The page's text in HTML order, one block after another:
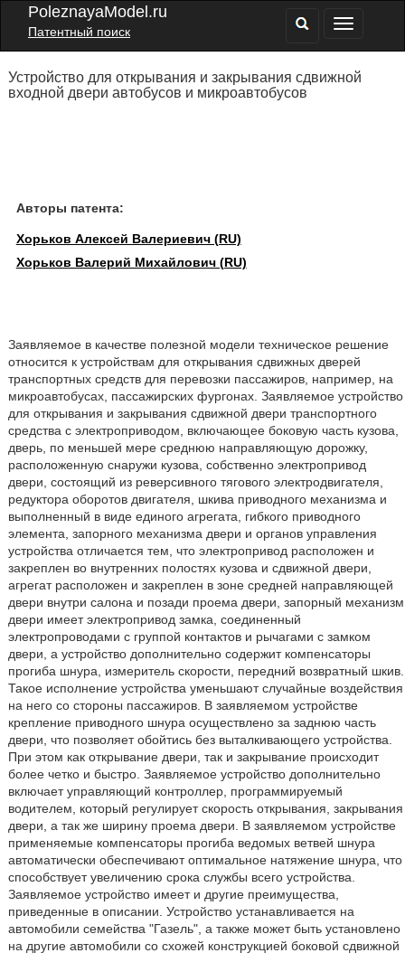
PoleznayaModel.ru
Патентный поиск
Устройство для открывания и закрывания сдвижной
входной двери автобусов и микроавтобусов
Авторы патента:
Хорьков Алексей Валериевич (RU)
Хорьков Валерий Михайлович (RU)
Заявляемое в качестве полезной модели техническое решение
относится к устройствам для открывания сдвижных дверей
транспортных средств для перевозки пассажиров, например, на
микроавтобусах, пассажирских фургонах. Заявляемое устройство
для открывания и закрывания сдвижной двери транспортного
средства с электроприводом, включающее боковую часть кузова,
дверь, по меньшей мере среднюю направляющую дорожку,
расположенную снаружи кузова, собственно электропривод
двери, состоящий из реверсивного тягового электродвигателя,
редуктора оборотов двигателя, шкива приводного механизма и
выполненный в виде единого агрегата, гибкого приводного
элемента, запорного механизма двери и органов управления
устройства отличается тем, что электропривод расположен и
закреплен во внутренних полостях кузова и сдвижной двери,
агрегат расположен и закреплен в зоне средней направляющей
двери внутри салона и позади проема двери, запорный механизм
двери имеет электропривод замка, соединенный
электропроводами с группой контактов и рычагами с замком
двери, а устройство дополнительно содержит компенсаторы
прогиба шнура, измеритель скорости, передний возвратный шкив.
Такое исполнение устройства уменьшают случайные воздействия
на него со стороны пассажиров. В заявляемом устройстве
крепление приводного шнура осуществлено за заднюю часть
двери, что позволяет обойтись без выталкивающего устройства.
При этом как открывание двери, так и закрывание происходит
более четко и быстро. Заявляемое устройство дополнительно
включает управляющий контроллер, программируемый
водителем, который регулирует скорость открывания, закрывания
двери, а так же ширину проема двери. В заявляемом устройстве
применяемые компенсаторы прогиба ведомых ветвей шнура
автоматически обеспечивают оптимальное натяжение шнура, что
способствует увеличению срока службы всего устройства.
Заявляемое устройство имеет и другие преимущества,
приведенные в описании. Устройство устанавливается на
автомобили семейства "Газель", а также может быть установлено
на другие автомобили со схожей конструкцией боковой сдвижной